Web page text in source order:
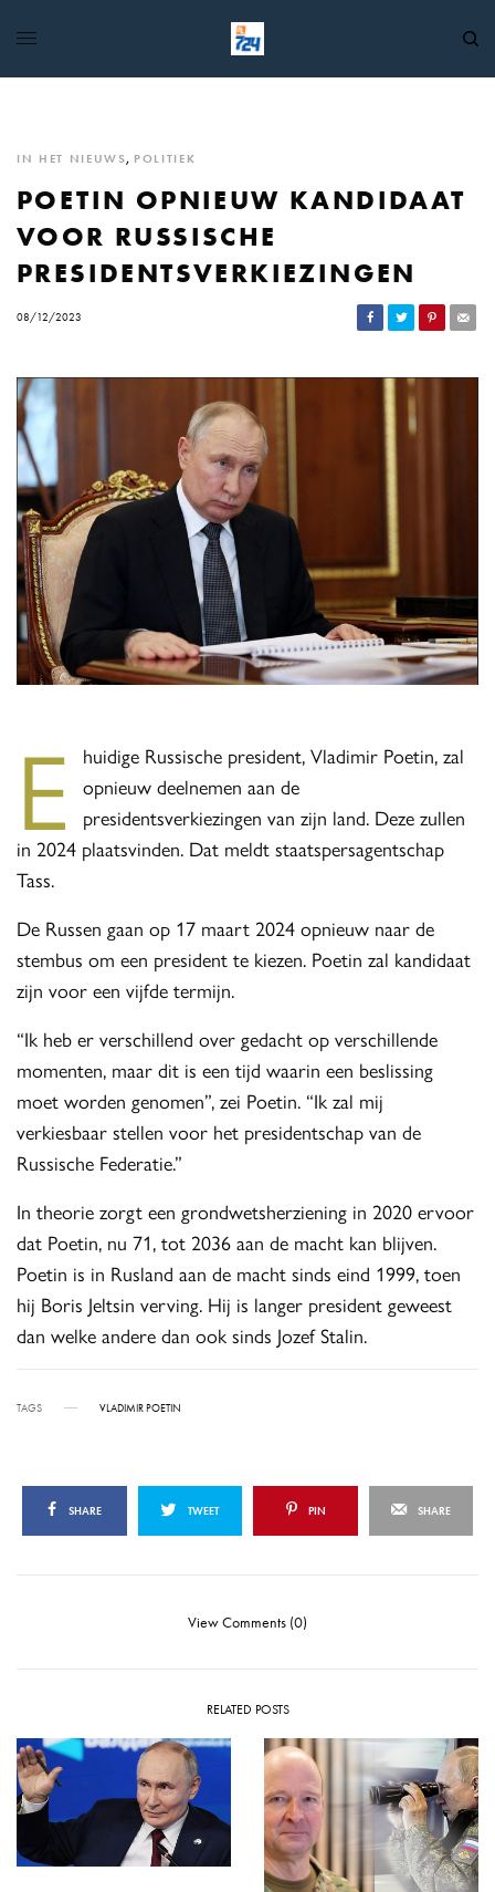
IN HET NIEUWS, POLITIEK
POETIN OPNIEUW KANDIDAAT
VOOR RUSSISCHE
PRESIDENTSVERKIEZINGEN
08/12/2023
e
huidige Russische president, Vladimir Poetin, zal
opnieuw deelnemen aan de
presidentsverkiezingen van zijn land. Deze zullen
in 2024 plaatsvinden. Dat meldt staatspersagentschap
Tass.
De Russen gaan op 17 maart 2024 opnieuw naar de
stembus om een president te kiezen. Poetin zal kandidaat
zijn voor een vijfde termijn.
“Ik heb er verschillend over gedacht op verschillende
momenten, maar dit is een tijd waarin een beslissing
moet worden genomen”, zei Poetin. “Ik zal mij
verkiesbaar stellen voor het presidentschap van de
Russische Federatie.”
In theorie zorgt een grondwetsherziening in 2020 ervoor
dat Poetin, nu 71, tot 2036 aan de macht kan blijven.
Poetin is in Rusland aan de macht sinds eind 1999, toen
hij Boris Jeltsin verving. Hij is langer president geweest
dan welke andere dan ook sinds Jozef Stalin.
TAGS VLADIMIR POETIN
SHARE TWEET PIN SHARE
View Comments (0)
RELATED POSTS